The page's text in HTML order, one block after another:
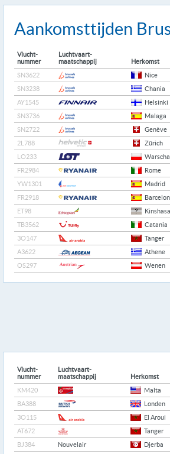
Aankomsttijden
Vlucht-
nummer
Luchtvaart-
maatschappij
Herkomst
SN3622
Nice
SN3238
Chania
AY1545
Helsinki
SN3736
Malaga
SN2722
Genève
2L788
Zürich
LO233
FR2984
Rome
YW1301
Madrid
FR2918
ET98
Kinshasa
TB3562
Catania
3O147
Tanger
A3622
Athene
OS297
Wenen
Vlucht-
nummer
Luchtvaart-
maatschappij
Herkomst
KM420
Malta
BA388
Londen
3O115
El Aroui
AT672
Tanger
BJ384
Nouvelair Djerba